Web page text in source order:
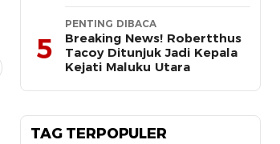
5
PENTING DIBACA
Breaking News! Robertthus
Tacoy Ditunjuk Jadi Kepala
Kejati Maluku Utara
TAG TERPOPULER